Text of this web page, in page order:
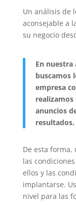
Un análisis de
aconsejable a
su negocio
En
buscamos
empresa
anuncios
resultados.
De esta forma,
las
ellos y las
implantarse.
nivel para las